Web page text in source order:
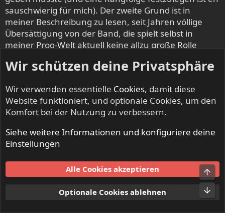
sauschwierig für mich). Der zweite Grund ist in
meiner Beschreibung zu lesen, seit Jahren völlige
Übersättigung von der Band, die spielt selbst in
meiner Prog-Welt aktuell keine allzu große Rolle
deutlich weiter oben). Der dritte Grund ist reines
Liebhaber hat und ich lieber weniger offensichtliche
und weniger bekannte Perlen etwas pushen will (rein
emotional ist mir dieses Album sicher näher als so
es mich am meisten begeistert hat, liegt halt auch
schon lange zurück und in den letzten Jahren
konnten mich andere Sachen mehr begeistern).
Pavlos
Wir schützen deine Privatsphäre
Wir verwenden essentielle Cookies, damit diese
Website funktioniert, und optionale Cookies, um den
Komfort bei der Nutzung zu verbessern.
Siehe weitere Informationen und konfiguriere deine
Einstellungen
Alle Cookies akzeptieren
Optionale Cookies ablehnen